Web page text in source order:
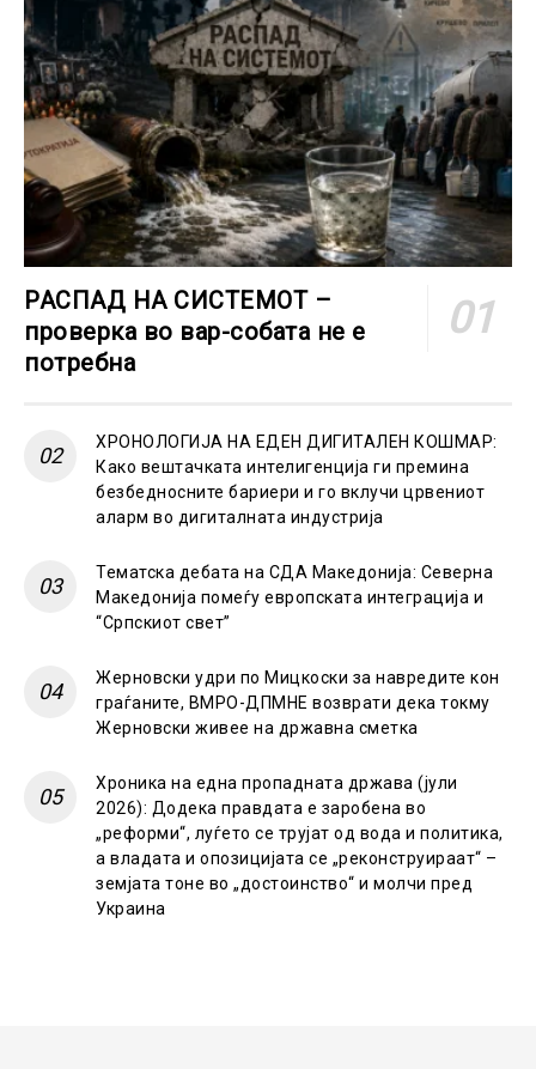
РАСПАД НА СИСТЕМОТ –
проверка во вар-собата не е
потребна
ХРОНОЛОГИЈА НА ЕДЕН ДИГИТАЛЕН КОШМАР:
Како вештачката интелигенција ги премина
безбедносните бариери и го вклучи црвениот
аларм во дигиталната индустрија
Тематска дебата на СДА Македонија: Северна
Македонија помеѓу европската интеграција и
“Српскиот свет”
Жерновски удри по Мицкоски за навредите кон
граѓаните, ВМРО-ДПМНЕ возврати дека токму
Жерновски живее на државна сметка
Хроника на една пропадната држава (јули
2026): Додека правдата е заробена во
„реформи“, луѓето се трујат од вода и политика,
а владата и опозицијата се „реконструираат“ –
земјата тоне во „достоинство“ и молчи пред
Украина